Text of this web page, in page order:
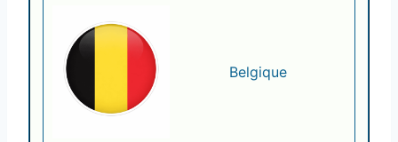
Belgique